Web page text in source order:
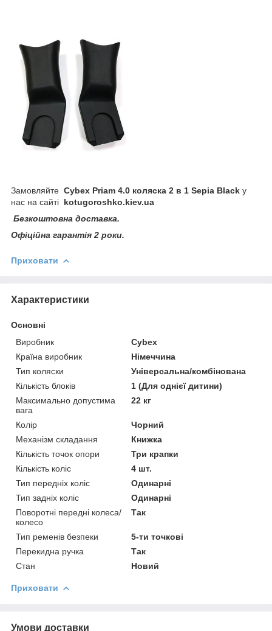
Замовляйте Cybex Priam 4.0 коляска 2 в 1 Sepia Black у
нас на сайті kotugoroshko.kiev.ua
Безкоштовна доставка.
Офіційна гарантія 2 роки.
Приховати
Характеристики
Основні
Виробник
Cybex
Країна виробник
Німеччина
Тип коляски
Універсальна/комбінована
Кількість блоків
1 (Для однієї дитини)
Максимально допустима
вага
22 кг
Колір
Чорний
Механізм складання
Книжка
Кількість точок опори
Три крапки
Кількість коліс
4 шт.
Тип передніх коліс
Одинарні
Тип задніх коліс
Одинарні
Поворотні передні колеса/
колесо
Так
Тип ременів безпеки
5-ти точкові
Перекидна ручка
Так
Стан
Новий
Приховати
Умови доставки